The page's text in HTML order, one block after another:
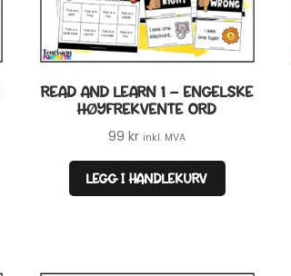
READ AND LEARN 1 – ENGELSKE
HØYFREKVENTE ORD
99kr inkl. MVA
LEGG I HANDLEKURV